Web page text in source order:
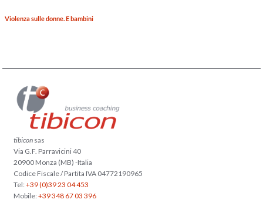
Violenza sulle donne. E bambini
tibicon sas
Via G.F. Parravicini 40
20900 Monza (MB) -Italia
Codice Fiscale / Partita IVA 04772190965
Tel:+39 (0)39 23 04 453
Mobile:+39 348 67 03 396